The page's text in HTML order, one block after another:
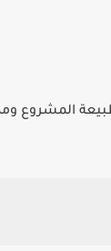
المشروع